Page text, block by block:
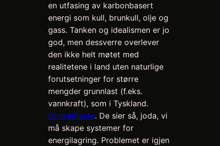
en utfasing av karbonbasert
energi som kull, brunkull, olje og
gass. Tanken og idealismen er jo
god, men dessverre overlever
den ikke helt møtet med
realitetene i land uten naturlige
forutsetninger for større
mengder grunnlast (f.eks.
vannkraft), som i Tyskland.
Dunkelflaute. De sier så, joda, vi
må skape systemer for
energilagring. Problemet er igjen